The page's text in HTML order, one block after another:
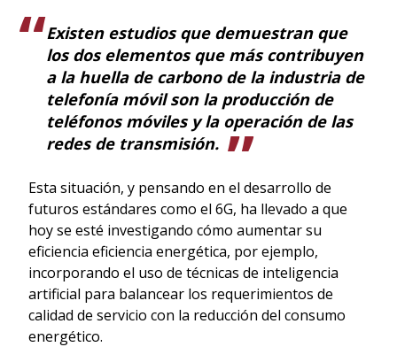
Existen estudios que demuestran que
los dos elementos que más contribuyen
a la huella de carbono de la industria de
telefonía móvil son la producción de
teléfonos móviles y la operación de las
redes de transmisión.
Esta situación, y pensando en el desarrollo de
futuros estándares como el 6G, ha llevado a que
hoy se esté investigando cómo aumentar su
eficiencia eficiencia energética, por ejemplo,
incorporando el uso de técnicas de inteligencia
artificial para balancear los requerimientos de
calidad de servicio con la reducción del consumo
energético.